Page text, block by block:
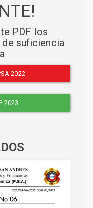
PDF los
suficiencia
2022
2023